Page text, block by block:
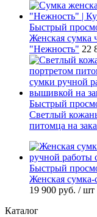
Быстрый
Женская сумка
"Нежность" 22
Быстрый
Светлый
питомца на
Быстрый
Женская
19 900 руб. / шт
Каталог